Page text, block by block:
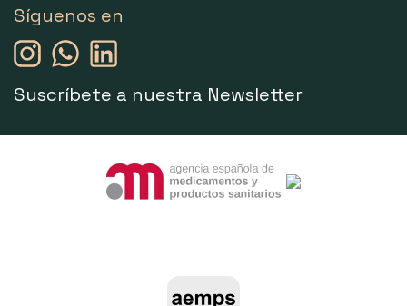
Síguenos en
Suscríbete a nuestra Newsletter